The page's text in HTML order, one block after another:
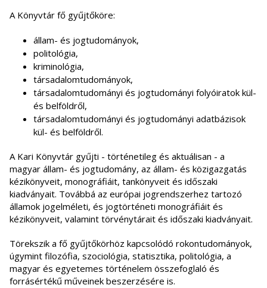
A Könyvtár fő gyűjtőköre:
állam- és jogtudományok,
politológia,
kriminológia,
társadalomtudományok,
társadalomtudományi és jogtudományi folyóiratok kül-
és belföldről,
társadalomtudományi és jogtudományi adatbázisok
kül- és belföldről.
A Kari Könyvtár gyűjti - történetileg és aktuálisan - a
magyar állam- és jogtudomány, az állam- és közigazgatás
kézikönyveit, monográfiáit, tankönyveit és időszaki
kiadványait. Továbbá az európai jogrendszerhez tartozó
államok jogelméleti, és jogtörténeti monográfiáit és
kézikönyveit, valamint törvénytárait és időszaki kiadványait.
Törekszik a fő gyűjtőkörhöz kapcsolódó rokontudományok,
úgymint filozófia, szociológia, statisztika, politológia, a
magyar és egyetemes történelem összefoglaló és
forrásértékű műveinek beszerzésére is.